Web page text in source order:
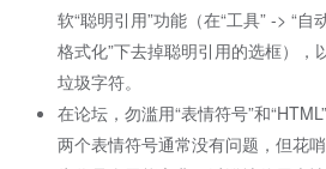
软“聪明引用”功能（在“工具” -> “自
格式化”下去掉聪明引用的选框），
垃圾字符。
在论坛，勿滥用“表情符号”和
两个表情符号通常没有问题，但花